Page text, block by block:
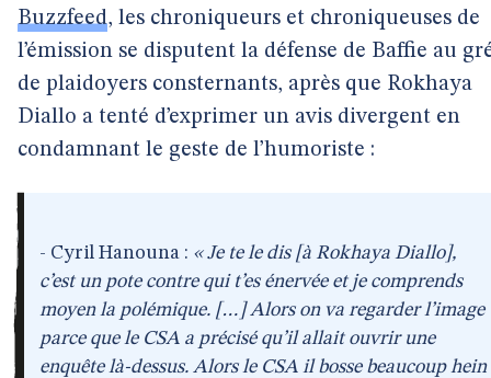
Buzzfeed, les chroniqueurs et chroniqueuses de
l’émission se disputent la défense de Baffie au
de plaidoyers consternants, après que Rokhaya
Diallo a tenté d’exprimer un avis divergent en
condamnant le geste de l’humoriste :
- Cyril Hanouna : « Je te le dis [à Rokhaya Diallo],
c’est un pote contre qui t’es énervée et je comprends
moyen la polémique. […] Alors on va regarder l’image
parce que le CSA a précisé qu’il allait ouvrir une
enquête là-dessus. Alors le CSA il bosse beaucoup hein